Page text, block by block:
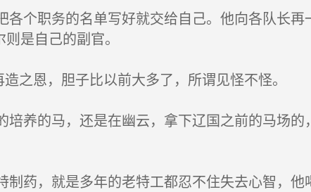
个职务的名单写好就交给自己。他向各队长再
是自己的副官。
之恩，胆子比以前大多了，所谓见怪不怪。
养的马，还是在幽云，拿下辽国之前的马场的
药，就是多年的老特工都忍不住失去心智，他